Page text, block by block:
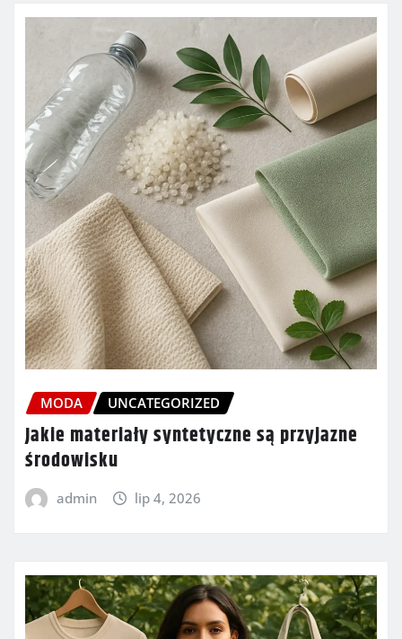
MODA UNCATEGORIZED
Jakie materiały syntetyczne są przyjazne
środowisku
admin lip 4, 2026